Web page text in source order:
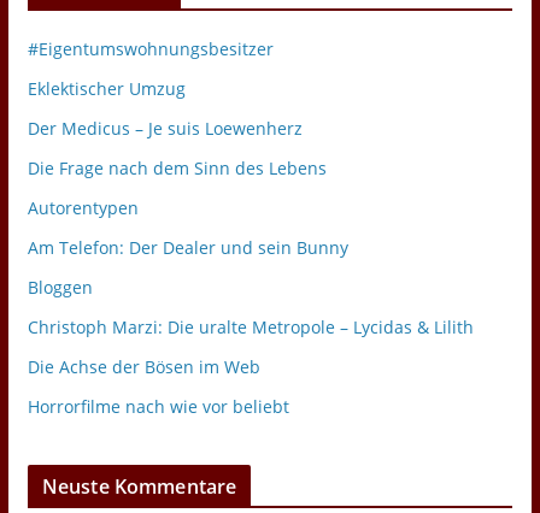
#Eigentumswohnungsbesitzer
Eklektischer Umzug
Der Medicus – Je suis Loewenherz
Die Frage nach dem Sinn des Lebens
Autorentypen
Am Telefon: Der Dealer und sein Bunny
Bloggen
Christoph Marzi: Die uralte Metropole – Lycidas & Lilith
Die Achse der Bösen im Web
Horrorfilme nach wie vor beliebt
Neuste Kommentare